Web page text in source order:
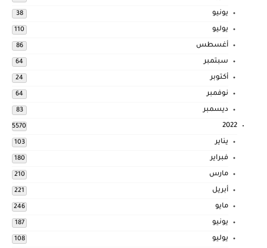
يونيو 38
يوليو 110
أغسطس 86
سبتمبر 64
أكتوبر 24
نوفمبر 64
ديسمبر 83
2022
5570
يناير 103
فبراير 180
مارس 210
أبريل 221
مايو 246
يونيو 187
يوليو 108